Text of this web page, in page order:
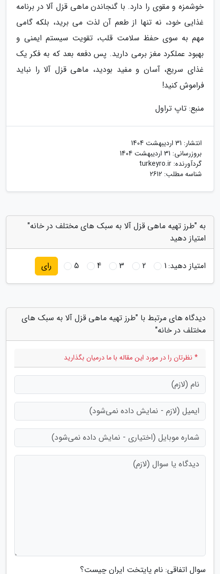
خوشمزه و مقوی را دارد. با گنجاندن ماهی قزل آلا در برنامه
غذایی خود، نه تنها از طعم آن لذت می برید، بلکه گامی
مهم به سوی حفظ سلامت قلب، تقویت سیستم ایمنی و
بهبود عملکرد مغز برمی دارید. پس دفعه بعد که به فکر یک
غذای سریع، آسان و مفید بودید، ماهی قزل آلا را نباید
فراموش کنید!
منبع: تاپ تراول
انتشار: 31 اردیبهشت 1404
بروزرسانی: 31 اردیبهشت 1404
گردآورنده: turkeyro.ir
شناسه مطلب: 2612
به "طرز تهیه ماهی قزل آلا به سبک های مختلف در خانه"
امتیاز دهید
امتیاز دهید:1
2
3
4
5 رای
دیدگاه های مرتبط با "طرز تهیه ماهی قزل آلا به سبک های
مختلف در خانه"
* نظرتان را در مورد این مقاله با ما درمیان بگذارید
سوال اتفاقی: نام پایتخت ایران چیست؟